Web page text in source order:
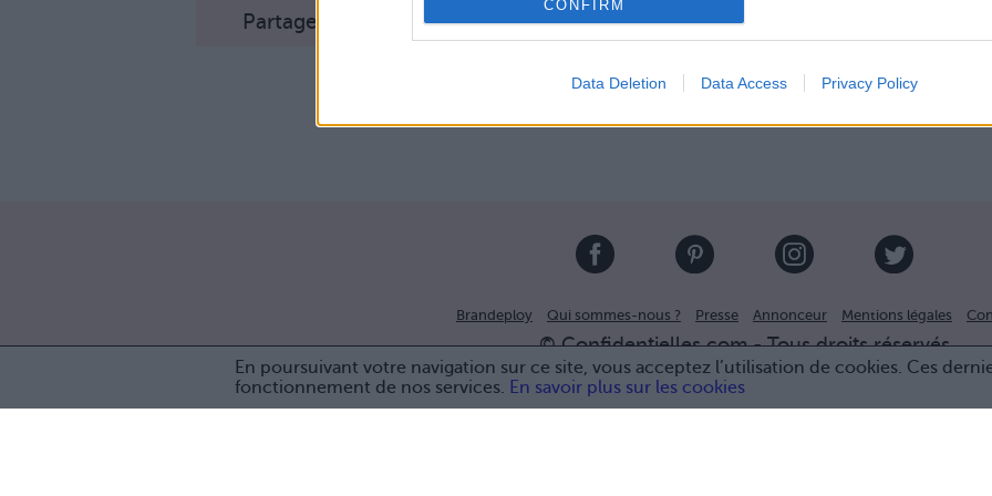
CONFIRM
Data Deletion Data Access Privacy Policy
En poursuivant votre navigation sur ce site, vous acceptez l’utilisation de cookies. Ces
fonctionnement de nos services. En savoir plus sur les cookies
Partager sur Facebook
Brandeploy Qui sommes-nous ? Presse Annonceur Mentions légales
© Confidentielles.com - Tous droits réservés